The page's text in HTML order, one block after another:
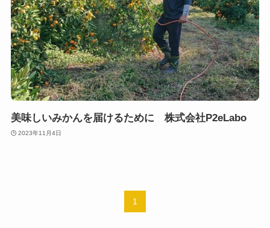
美味しいみかんを届けるために 株式会社P2eLabo
2023年11月4日
1